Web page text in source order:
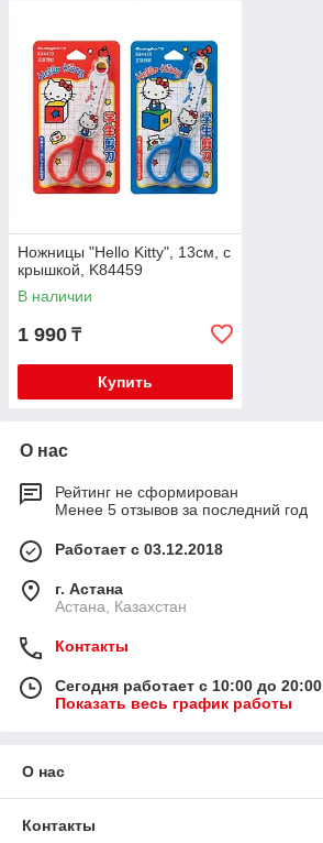
Ножницы "Hello Kitty", 13см, с
крышкой, K84459
В наличии
1 990 ₸
Купить
О нас
Рейтинг не сформирован
Менее 5 отзывов за последний год
Работает с 03.12.2018
г. Астана
Астана, Казахстан
Контакты
Сегодня работает с 10:00 до 20:00
Показать весь график работы
О нас
Контакты